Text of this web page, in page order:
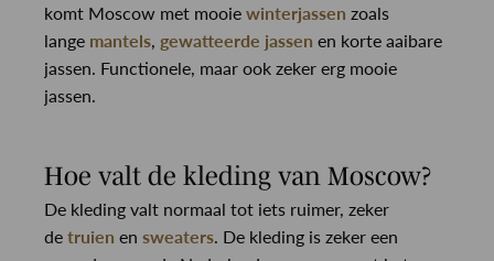
komt Moscow met mooie winterjassen zoals
lange mantels gewatteerde jassen en korte aaibare
jassen. Functionele, maar ook zeker erg mooie
jassen.
Hoe valt de kleding van Moscow?
De kleding valt normaal tot iets ruimer, zeker
de truien en sweaters . De kleding is zeker een